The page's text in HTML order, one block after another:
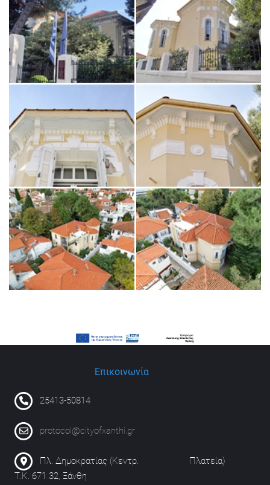
Επικοινωνία
25413-50814
protocol@cityofxanthi.gr
Πλ. Δημοκρατίας (Κεντρ. Πλατεία)
Τ.Κ. 671 32, Ξάνθη